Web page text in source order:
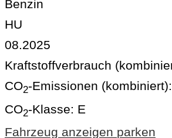
Benzin
HU
08.2025
Kraftstoffverbrauch
CO2-Emissionen (kombiniert):
CO2-Klasse: E
Fahrzeug anzeigen parken